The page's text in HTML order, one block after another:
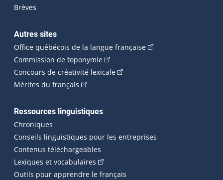
Brèves
Autres sites
Office québécois de la langue française(Cet hyperlien
Commission de toponymie(Cet hyperlien externe s'ouvrira
Concours de créativité lexicale(Cet hyperlien externe
Mérites du français (Cet hyperlien externe s'ouvrira dans une
Ressources linguistiques
Chroniques
Conseils linguistiques pour les entreprises
Contenus téléchargeables
Lexiques et vocabulaires (Cet hyperlien externe s'ouvrira
Outils pour apprendre le français